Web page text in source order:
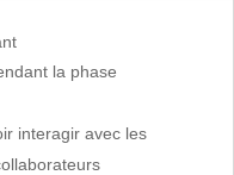
la phase
interagir avec les